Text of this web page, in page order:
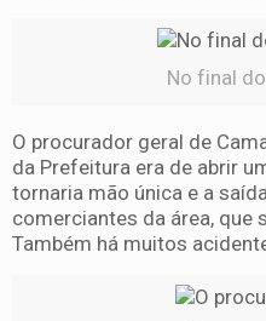
No final
O procurador geral de
da Prefeitura era de abrir
tornaria mão única e a
comerciantes da área,
Também há muitos